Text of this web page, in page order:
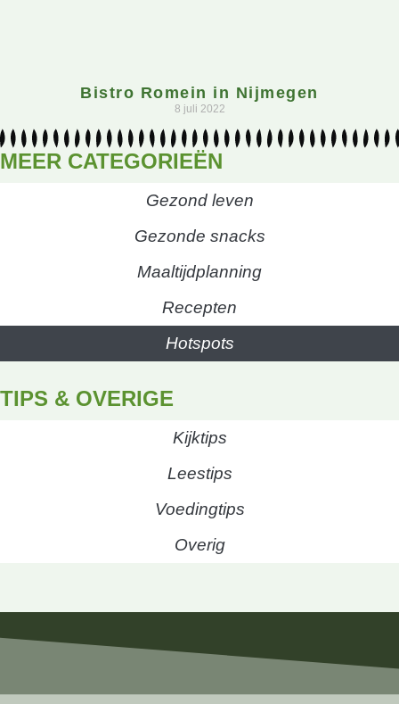
Bistro Romein in Nijmegen
8 juli 2022
MEER CATEGORIEËN
Gezond leven
Gezonde snacks
Maaltijdplanning
Recepten
Hotspots
TIPS & OVERIGE
Kijktips
Leestips
Voedingtips
Overig